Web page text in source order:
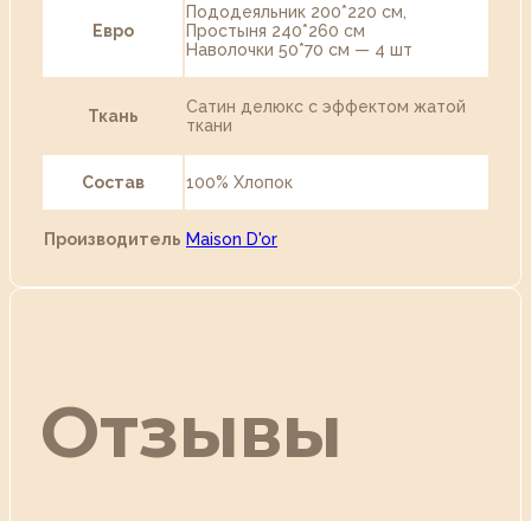
Евро
Пододеяльник 200*220 см,
Простыня 240*260 см
Наволочки 50*70 см — 4 шт
Ткань
Сатин делюкс с эффектом жатой
ткани
Состав 100% Хлопок
Производитель Maison D'or
Отзывы